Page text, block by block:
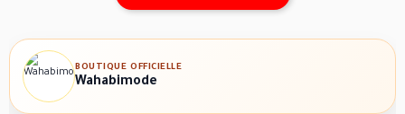
BOUTIQUE OFFICIELLE
Wahabimode